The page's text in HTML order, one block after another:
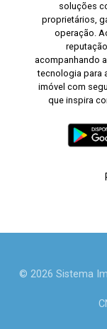
soluções
proprietários,
operação.
acompanhando
tecnologia para
imóvel com
que inspira
© 2026 Sistema